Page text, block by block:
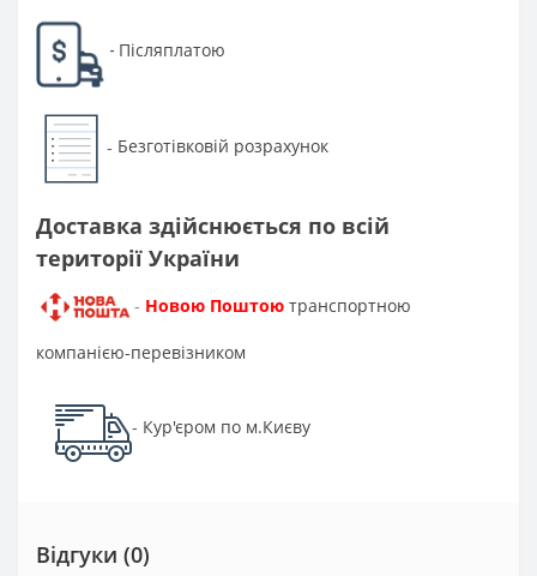
- Післяплатою
- Безготівковій розрахунок
Доставка здійснюється по всій
території України
- Новою Поштою транспортною
компанією-перевізником
- Кур'єром по м.Києву
Відгуки (0)